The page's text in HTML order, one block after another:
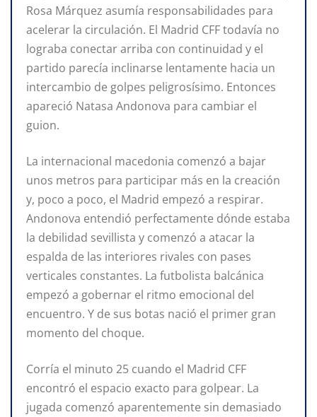
Rosa Márquez asumía responsabilidades para
acelerar la circulación. El Madrid CFF todavía no
lograba conectar arriba con continuidad y el
partido parecía inclinarse lentamente hacia un
intercambio de golpes peligrosísimo. Entonces
apareció Natasa Andonova para cambiar el
guion.
La internacional macedonia comenzó a bajar
unos metros para participar más en la creación
y, poco a poco, el Madrid empezó a respirar.
Andonova entendió perfectamente dónde estaba
la debilidad sevillista y comenzó a atacar la
espalda de las interiores rivales con pases
verticales constantes. La futbolista balcánica
empezó a gobernar el ritmo emocional del
encuentro. Y de sus botas nació el primer gran
momento del choque.
Corría el minuto 25 cuando el Madrid CFF
encontró el espacio exacto para golpear. La
jugada comenzó aparentemente sin demasiado